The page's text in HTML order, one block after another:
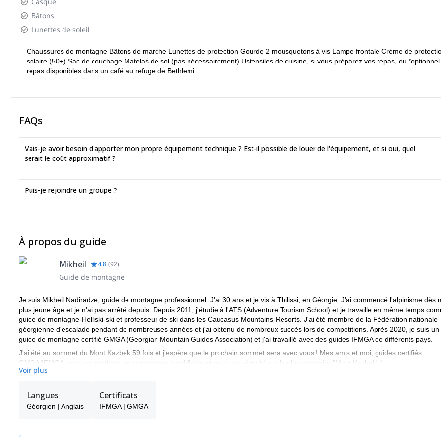
Bâtons
Lunettes de soleil
Chaussures de montagne Bâtons de marche Lunettes de protection Gourde 2 mousquetons à vis Lampe frontale Crème de
solaire (50+) Sac de couchage Matelas de sol (pas nécessairement) Ustensiles de cuisine, si vous préparez vos repas, ou *optionnel
repas disponibles dans un café au refuge de Bethlemi.
FAQs
Vais-je avoir besoin d'apporter mon propre équipement technique ? Est-il possible de louer de l'équipement, et si oui, quel
serait le coût approximatif ?
Puis-je rejoindre un groupe ?
À propos du guide
Mikheil 4.8 (92)
Guide de montagne
Je suis Mikheil Nadiradze, guide de montagne professionnel. J'ai 30 ans et je vis à Tbilissi, en Géorgie. J'ai commencé l'alpinisme dès
plus jeune âge et je n'ai pas arrêté depuis. Depuis 2011, j'étudie à l'ATS (Adventure Tourism School) et je travaille en même temps
guide de montagne-Helliski-ski et professeur de ski dans les Caucasus Mountains-Resorts. J'ai été membre de la Fédération nationale
géorgienne d'escalade pendant de nombreuses années et j'ai obtenu de nombreux succès lors de compétitions. Après 2020, je suis un
guide de montagne certifié GMGA (Georgian Mountain Guides Association) et j'ai travaillé avec des guides IFMGA de différents pays.
J'ai été au sommet du Mont Kazbek 59 fois et j'espère que le prochain sommet sera avec vous ! Mes amis et moi, guides certifiés
GMGA/IFMGA, vous promettons un programme inoubliable et en toute sécurité sur le plus populaire "Mont Kazbek" !
Je gère également d'autres programmes d'expédition comme le Mont Ushba, Tetnuldi, la région de Chaukhi, le Mont Ortsveri et bien
Pour plus d'informations, n'hésitez pas à me contacter. Nous pourrons discuter de vos souhaits et organiser des programmes adaptés
besoins. Je serais heureux d'être votre guide et de partager avec vous des moments inoubliables ! Je suis toujours heureux d'aider des
Voir plus
Langues
Géorgien | Anglais
Certificats
IFMGA | GMGA